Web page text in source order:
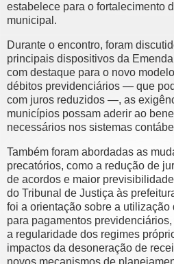
estabelece para o fortalecimento
municipal.
Durante o encontro, foram
principais dispositivos da
com destaque para o novo
débitos previdenciários — que
com juros reduzidos —, as
municípios possam aderir ao
necessários nos sistemas
Também foram abordadas as
precatórios, como a redução de
de acordos e maior
do Tribunal de Justiça às
foi a orientação sobre a
para pagamentos
a regularidade dos regimes
impactos da desoneração de
novos mecanismos de